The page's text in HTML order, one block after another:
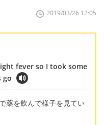
2019/03/26 12:05
fever so I took some
go
薬を飲んで様子を見てい